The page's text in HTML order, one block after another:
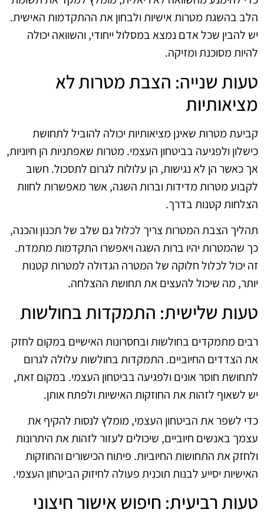
הלב בהשגת מטרות אישיות ולבחון את ההתקדמות האישית.
יש להבין שכל אדם נמצא במסלול ייחודי, והשוואה יכולה
להיות מסוכנת ומזיקה.
טעות שנייה: הצבת מטרות לא
מציאותיות
קביעת מטרות שאינן מציאותיות יכולה להוביל לתחושת
כישלון ולפגיעה בביטחון העצמי. מטרות שאפתניות הן חיוניות,
אך כאשר הן לא נגישות, הן עלולות לגרום לתסכול. חשוב
לקבוע מטרות מדידות וברות השגה, אשר מאפשרות לחוות
הצלחות קטנות בדרך.
תהליך הצבת המטרות צריך לכלול גם שלב של תכנון והכנה,
כך שהמטרות יהיו ברות השגה ויאפשרו התקדמות מתמדת.
זה יכול לכלול חלוקה של המטרה הגדולה למטרות קטנות
יותר, מה שיכול להעצים את תחושת ההצלחה.
טעות שלישית: התמקדות בחולשות
רבים מתמקדים בחולשות ובחסרונות האישיים במקום לחזק
את הצדדים החיוביים. התמקדות בחולשות עלולה לגרום
לתחושת חוסר אונים ולפגיעה בביטחון העצמי. במקום זאת,
יש לשאוף לזהות את החוזקות האישיות ולפתח אותן.
כדי לשפר את הביטחון העצמי, מומלץ לנסות להקיף את
עצמך באנשים חיוביים, שיכולים לעזור לזהות את היתרונות
ולחזק את התחושות החיוביות. פיתוח הכישורים והחוזקות
האישיות יסייע לבנות תוכנית פעולה לחיזוק הביטחון העצמי.
טעות רביעית: חיפוש אישור חיצוני